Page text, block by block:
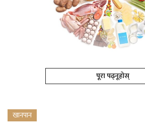
पूरा पढ्नूहोस्
खानपान